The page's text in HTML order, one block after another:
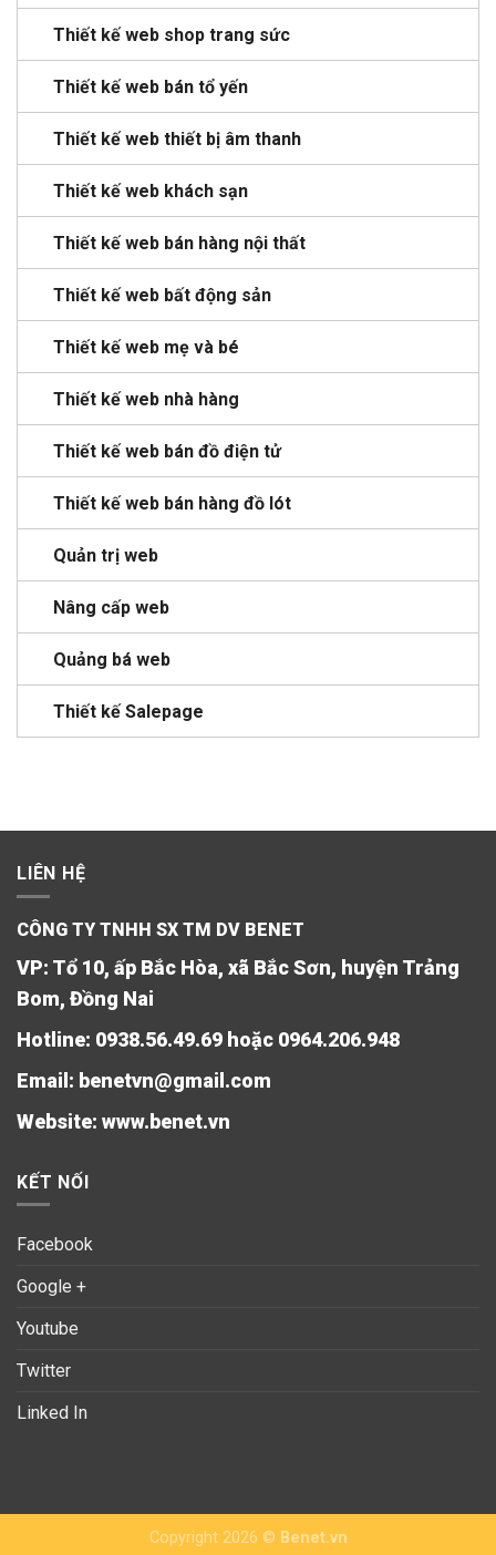
Thiết kế web shop trang sức
Thiết kế web bán tổ yến
Thiết kế web thiết bị âm thanh
Thiết kế web khách sạn
Thiết kế web bán hàng nội thất
Thiết kế web bất động sản
Thiết kế web mẹ và bé
Thiết kế web nhà hàng
Thiết kế web bán đồ điện tử
Thiết kế web bán hàng đồ lót
Quản trị web
Nâng cấp web
Quảng bá web
Thiết kế Salepage
LIÊN HỆ
CÔNG TY TNHH SX TM DV BENET
VP: Tổ 10, ấp Bắc Hòa, xã Bắc Sơn, huyện Trảng
Bom, Đồng Nai
Hotline: 0938.56.49.69 hoặc 0964.206.948
Email: benetvn@gmail.com
Website: www.benet.vn
KẾT NỐI
Facebook
Google +
Youtube
Twitter
Linked In
Copyright 2026 © Benet.vn